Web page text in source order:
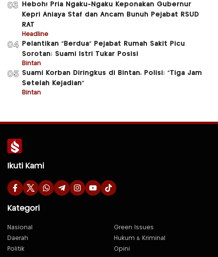
03
Heboh! Pria Ngaku-Ngaku Keponakan Gubernur
Kepri Aniaya Staf dan Ancam Bunuh Pejabat RSUD
RAT
Headline
04
Pelantikan “Berdua” Pejabat Rumah Sakit Picu
Sorotan: Suami Istri Tukar Posisi
Bintan
05 Suami Korban Diringkus di Bintan, Polisi: “Tiga Jam
Setelah Kejadian”
Bintan
Ikuti Kami
Kategori
Nasional
Green Issues
Daerah
Hukum & Kriminal
Politik
Opini